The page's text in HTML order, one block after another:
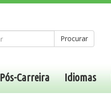
Procurar
Pós-Carreira Idiomas